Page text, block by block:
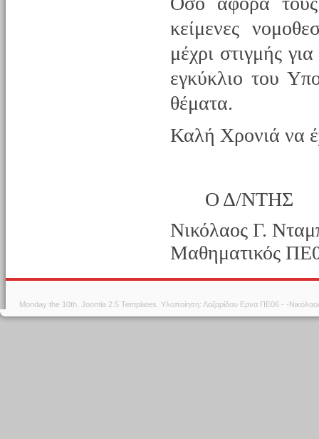
κείμενες
μέχρι στιγμής
εγκύκλιο του
θέματα.
Καλή Χρονιά να
Ο Δ/ΝΤΗΣ
Νικόλαος Γ.
Μαθηματικός
Monday the 10th.Joomla 2.5 Templates . Υλοποίηση: Λαζαρίδου Ερνα ΠΕ06 - -